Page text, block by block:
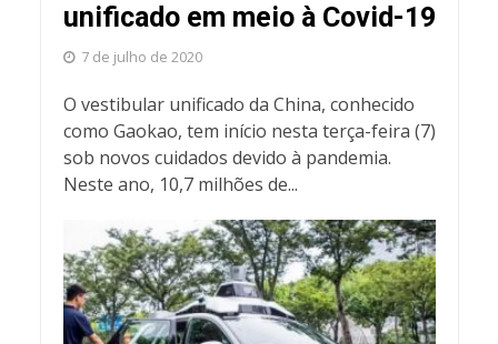
unificado em meio à Covid-19
7 de julho de 2020
O vestibular unificado da China, conhecido
como Gaokao, tem início nesta terça-feira (7)
sob novos cuidados devido à pandemia.
Neste ano, 10,7 milhões de...